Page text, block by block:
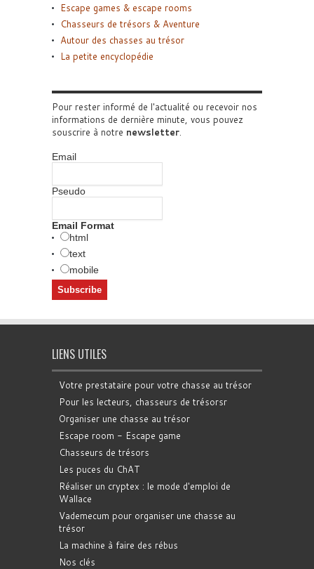
Escape games & escape rooms
Chasseurs de trésors & Aventure
Autour des chasses au trésor
La petite encyclopédie
Pour rester informé de l'actualité ou recevoir nos
informations de dernière minute, vous pouvez
souscrire à notre newsletter.
Email
Pseudo
Email Format
html
text
mobile
LIENS UTILES
Votre prestataire pour votre chasse au trésor
Pour les lecteurs, chasseurs de trésorsr
Organiser une chasse au trésor
Escape room - Escape game
Chasseurs de trésors
Les puces du ChAT
Réaliser un cryptex : le mode d'emploi de
Wallace
Vademecum pour organiser une chasse au
trésor
La machine à faire des rébus
Nos clés